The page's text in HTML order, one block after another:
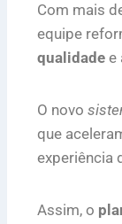
Com mais
equipe
qualidade e
O novo
que
experiência
Assim, o